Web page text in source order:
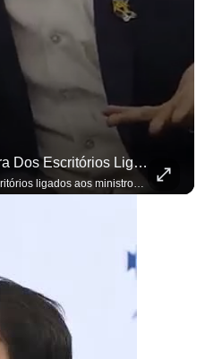
"Vamos Acabar Com A Farra Dos Escritórios Ligados Aos Ministros Do STF"
"Vamos acabar com a farra dos escritórios ligados aos ministros do STF". Essa foi a resposta de Renan Santos ao ser questionado sobre o Judiciário. Se você busca informação com credibilidade, inscreva-se agora e ative o